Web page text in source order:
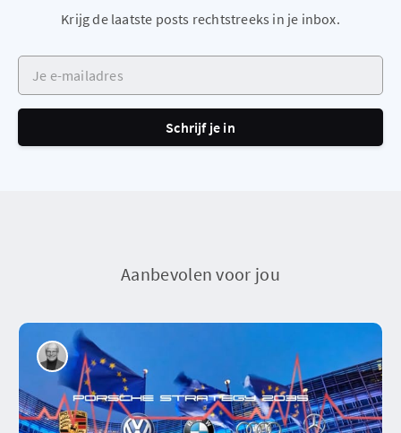
Krijg de laatste posts rechtstreeks in je inbox.
Je e-mailadres
Schrijf je in
Aanbevolen voor jou